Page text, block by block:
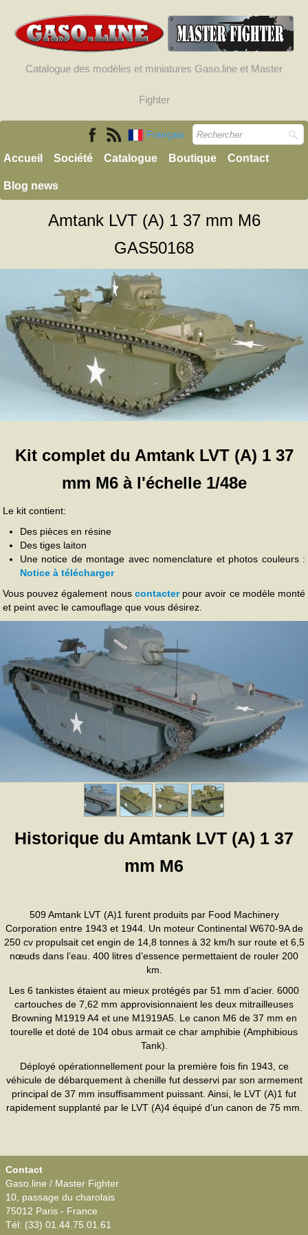
Catalogue des modèles et miniatures Gaso.line et Master
Fighter
Français
Accueil Société Catalogue Boutique Contact
Blog news
Amtank LVT (A) 1 37 mm M6
GAS50168
Kit complet du Amtank LVT (A) 1 37
mm M6 à l'échelle 1/48e
Le kit contient:
Des pièces en résine
Des tiges laiton
Une notice de montage avec nomenclature et photos couleurs :
Notice à télécharger
Vous pouvez également nous contacterpour avoir ce modèle monté
et peint avec le camouflage que vous désirez.
Historique du Amtank LVT (A) 1 37
mm M6
509 Amtank LVT (A)1 furent produits par Food Machinery
Corporation entre 1943 et 1944. Un moteur Continental W670-9A de
250 cv propulsait cet engin de 14,8 tonnes à 32 km/h sur route et 6,5
nœuds dans l’eau. 400 litres d’essence permettaient de rouler 200
km.
Les 6 tankistes étaient au mieux protégés par 51 mm d’acier. 6000
cartouches de 7,62 mm approvisionnaient les deux mitrailleuses
Browning M1919 A4 et une M1919A5. Le canon M6 de 37 mm en
tourelle et doté de 104 obus armait ce char amphibie (Amphibious
Tank).
Déployé opérationnellement pour la première fois fin 1943, ce
véhicule de débarquement à chenille fut desservi par son armement
principal de 37 mm insuffisamment puissant. Ainsi, le LVT (A)1 fut
rapidement supplanté par le LVT (A)4 équipé d’un canon de 75 mm.
Contact
Gaso.line / Master Fighter
10, passage du charolais
75012 Paris - France
Tél: (33) 01.44.75.01.61